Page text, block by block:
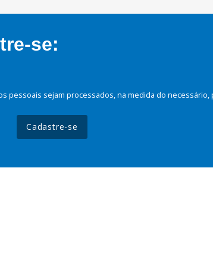
se:
pessoais sejam processados, na medida do
Cadastre-se